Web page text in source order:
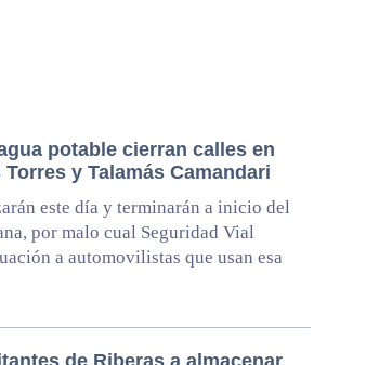
potable cierran calles en
y Talamás Camandari
este día y terminarán a inicio del
por malo cual Seguridad Vial
a automovilistas que usan esa